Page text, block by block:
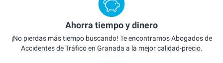
Ahorra tiempo y dinero
¡No pierdas más tiempo buscando! Te encontramos Abogados de
Accidentes de Tráfico en Granada a la mejor calidad-precio.